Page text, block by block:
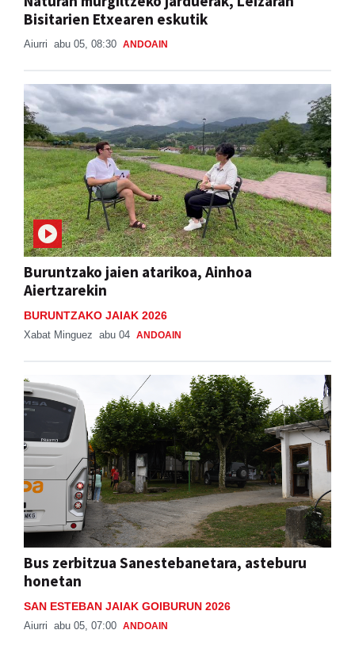
Bisitarien Etxearen eskutik
Aiurri abu 05, 08:30 ANDOAIN
Buruntzako jaien atarikoa, Ainhoa
Aiertzarekin
BURUNTZAKO JAIAK 2026
Xabat Minguez abu 04 ANDOAIN
Bus zerbitzua Sanestebanetara, asteburu
honetan
SAN ESTEBAN JAIAK GOIBURUN 2026
Aiurri abu 05, 07:00 ANDOAIN